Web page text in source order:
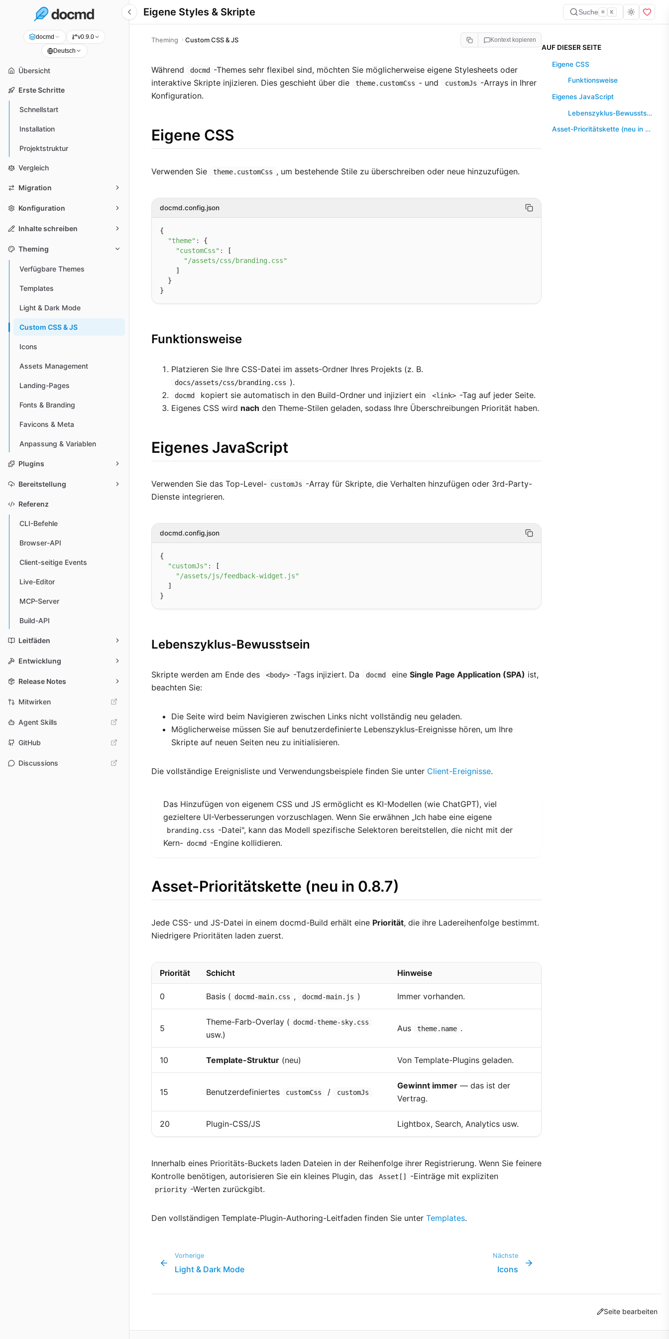
docmd v0.9.0
Deutsch
Übersicht
Erste Schritte
Schnellstart
Installation
Projektstruktur
Vergleich
Migration
Konfiguration
Inhalte schreiben
Theming
Verfügbare Themes
Templates
Light & Dark Mode
Custom CSS & JS
Icons
Assets Management
Landing-Pages
Fonts & Branding
Favicons & Meta
Anpassung & Variablen
Plugins
Bereitstellung
Referenz
CLI-Befehle
Browser-API
Client-seitige Events
Live-Editor
MCP-Server
Build-API
Leitfäden
Entwicklung
Release Notes
Mitwirken
Agent Skills
GitHub
Discussions
Eigene Styles & Skripte Suche ⌘ K
Theming Custom CSS & JS Kontext kopieren
Während docmd
-Themes sehr flexibel sind, möchten Sie möglicherweise eigene Stylesheets oder
interaktive Skripte injizieren. Dies geschieht über die
theme.customCss - und customJs -Arrays in Ihrer
Konfiguration.
Eigene CSS
Verwenden Sie theme.customCss , um bestehende Stile zu überschreiben oder neue hinzuzufügen.
docmd.config.json
{
"theme" :
{
"customCss" :
[
"/assets/css/branding.css"
    ]
  }
Funktionsweise
Platzieren Sie Ihre CSS-Datei im assets-Ordner Ihres Projekts (z. B.
docs/assets/css/branding.css ).
docmd kopiert sie automatisch in den Build-Ordner und injiziert ein <link> -Tag auf jeder Seite.
Eigenes CSS wird nach den Theme-Stilen geladen, sodass Ihre Überschreibungen Priorität haben.
Eigenes JavaScript
Verwenden Sie das Top-Level- customJs -Array für Skripte, die Verhalten hinzufügen oder 3rd-Party-
Dienste integrieren.
docmd.config.json
{
"customJs" :
[
"/assets/js/feedback-widget.js"
  ]
Lebenszyklus-Bewusstsein
Skripte werden am Ende des <body> -Tags injiziert. Da docmd eine Single Page Application (SPA) ist,
beachten Sie:
Die Seite wird beim Navigieren zwischen Links nicht vollständig neu geladen.
Möglicherweise müssen Sie auf benutzerdefinierte Lebenszyklus-Ereignisse hören, um Ihre
Skripte auf neuen Seiten neu zu initialisieren.
Die vollständige Ereignisliste und Verwendungsbeispiele finden Sie unter Client-Ereignisse.
Das Hinzufügen von eigenem CSS und JS ermöglicht es KI-Modellen (wie ChatGPT), viel
gezieltere UI-Verbesserungen vorzuschlagen. Wenn Sie erwähnen „Ich habe eine eigene
branding.css -Datei", kann das Modell spezifische Selektoren bereitstellen, die nicht mit der
Kern- docmd -Engine kollidieren.
Asset-Prioritätskette (neu in 0.8.7)
Jede CSS- und JS-Datei in einem docmd-Build erhält eine Priorität, die ihre Ladereihenfolge bestimmt.
Niedrigere Prioritäten laden zuerst.
Priorität Schicht Hinweise
0 Basis ( docmd-main.css , docmd-main.js ) Immer vorhanden.
5
Theme-Farb-Overlay ( docmd-theme-sky.css
usw.)
Aus theme.name .
10 Template-Struktur (neu) Von Template-Plugins geladen.
15 Benutzerdefiniertes customCss / customJs
Gewinnt immer — das ist der
Vertrag.
20 Plugin-CSS/JS Lightbox, Search, Analytics usw.
Innerhalb eines Prioritäts-Buckets laden Dateien in der Reihenfolge ihrer Registrierung. Wenn Sie feinere
Kontrolle benötigen, autorisieren Sie ein kleines Plugin, das
Asset[] -Einträge mit expliziten
priority -Werten zurückgibt.
Den vollständigen Template-Plugin-Authoring-Leitfaden finden Sie unter Templates.
Vorherige
Light & Dark Mode
Nächste
Icons
AUF DIESER SEITE
Eigene CSS
Funktionsweise
Eigenes JavaScript
Lebenszyklus-Bewusstsein
Asset-Prioritätskette (neu in 0.8.7)
Seite bearbeiten